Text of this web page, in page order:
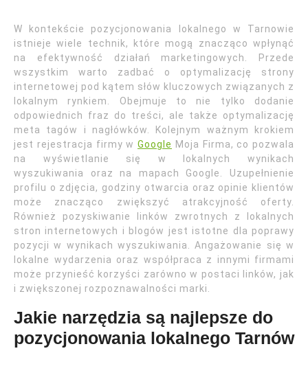
W kontekście pozycjonowania lokalnego w Tarnowie
istnieje wiele technik, które mogą znacząco wpłynąć
na efektywność działań marketingowych. Przede
wszystkim warto zadbać o optymalizację strony
internetowej pod kątem słów kluczowych związanych z
lokalnym rynkiem. Obejmuje to nie tylko dodanie
odpowiednich fraz do treści, ale także optymalizację
meta tagów i nagłówków. Kolejnym ważnym krokiem
jest rejestracja firmy w Google Moja Firma, co pozwala
na wyświetlanie się w lokalnych wynikach
wyszukiwania oraz na mapach Google. Uzupełnienie
profilu o zdjęcia, godziny otwarcia oraz opinie klientów
może znacząco zwiększyć atrakcyjność oferty.
Również pozyskiwanie linków zwrotnych z lokalnych
stron internetowych i blogów jest istotne dla poprawy
pozycji w wynikach wyszukiwania. Angażowanie się w
lokalne wydarzenia oraz współpraca z innymi firmami
może przynieść korzyści zarówno w postaci linków, jak
i zwiększonej rozpoznawalności marki.
Jakie narzędzia są najlepsze do
pozycjonowania lokalnego Tarnów